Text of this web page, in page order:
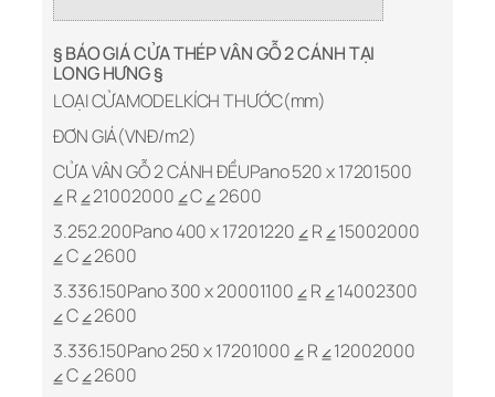
§ BÁO GIÁ CỬA THÉP VÂN GỖ 2 CÁNH TẠI
LONG HƯNG §
LOẠI CỬAMODELKÍCH THƯỚC(mm)
ĐƠN GIÁ(VNĐ/m2)
CỬA VÂN GỖ 2 CÁNH ĐỀUPano 520 x 17201500
⦤ R ⦤ 21002000 ⦤ C ⦤ 2600
3.252.200Pano 400 x 17201220 ⦤ R ⦤ 15002000
⦤ C ⦤ 2600
3.336.150Pano 300 x 20001100 ⦤ R ⦤ 14002300
⦤ C ⦤ 2600
3.336.150Pano 250 x 17201000 ⦤ R ⦤ 12002000
⦤ C ⦤ 2600